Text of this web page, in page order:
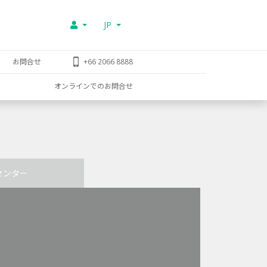
JP
お問合せ +66 2066 8888
オンラインでのお問合せ
ンター